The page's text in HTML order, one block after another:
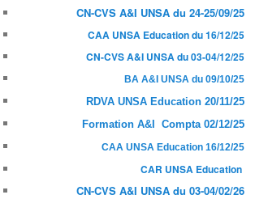
CN-CVS A&I UNSA du 24-25/09/25
CAA UNSA Education du 16/12/25
CN-CVS A&I UNSA du 03-04/12/25
BA A&I UNSA du 09/10/25
RDVA UNSA Education 20/11/25
Formation A&I Compta 02/12/25
CAA UNSA Education 16/12/25
CAR UNSA Education
CN-CVS A&I UNSA du 03-04/02/26